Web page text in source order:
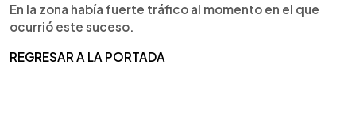
En la zona había fuerte tráfico al momento en el que
ocurrió este suceso.
REGRESAR A LA PORTADA